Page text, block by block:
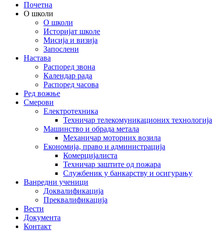
Почетна
О школи
О школи
Историјат школе
Мисија и визија
Запослени
Настава
Распоред звона
Календар рада
Распоред часова
Ред вожње
Смерови
Електротехника
Техничар телекомуникационих технологија
Машинство и обрада метала
Механичар моторних возила
Економија, право и администрација
Комерцијалиста
Техничар заштите од пожара
Службеник у банкарству и осигурању
Ванредни ученици
Доквалификација
Преквалификација
Вести
Документа
Контакт